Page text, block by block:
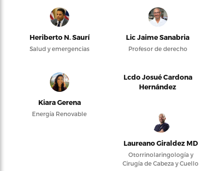
Heriberto N. Saurí
Salud y emergencias
Lic Jaime Sanabria
Profesor de derecho
Kiara Gerena
Energía Renovable
Lcdo Josué Cardona
Hernández
Laureano Giraldez MD
Otorrinolaringología y
Cirugía de Cabeza y Cuello